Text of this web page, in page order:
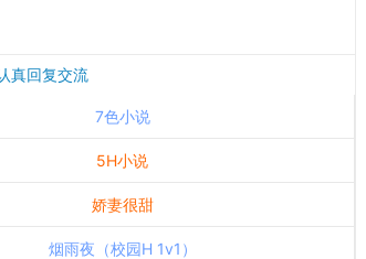
回复交流
7色小说
5H小说
娇妻很甜
烟雨夜（校园H 1v1）